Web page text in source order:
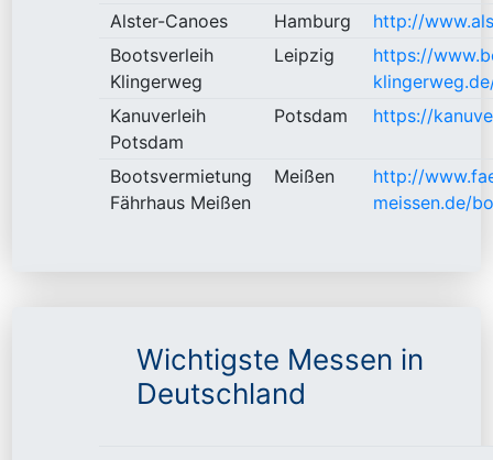
Alster-Canoes
Hamburg
http://
Bootsverleih
Klingerweg
Leipzig
https://
Kanuverleih
Potsdam
Potsdam https://
Bootsvermietung
Fährhaus Meißen
Meißen
http://
meissen.de/
Wichtigste Messen in
Deutschland